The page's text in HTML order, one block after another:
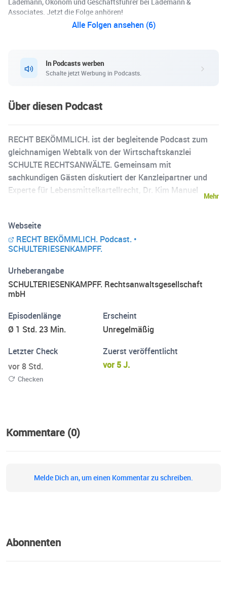
Associates. Jetzt die Folge anhören!
Alle Folgen ansehen (6)
In Podcasts werben
Schalte jetzt Werbung in Podcasts.
Über diesen Podcast
RECHT BEKÖMMLICH. ist der begleitende Podcast zum
gleichnamigen Webtalk von der Wirtschaftskanzlei
SCHULTE RECHTSANWÄLTE. Gemeinsam mit
sachkundigen Gästen diskutiert der Kanzleipartner und
Experte für Lebensmittelkartellrecht, Dr. Kim Manuel
Lebensmittelsektor. Interessierte können live am Webtalk
teilnehmen oder nachträglich diesen Podcast hören.
Mehr
Webseite
RECHT BEKÖMMLICH. Podcast. •
SCHULTERIESENKAMPFF.
Urheberangabe
SCHULTERIESENKAMPFF. Rechtsanwaltsgesellschaft
mbH
Episodenlänge
Ø 1 Std. 23 Min.
Erscheint
Unregelmäßig
Letzter Check
vor 8 Std.
Checken
Zuerst veröffentlicht
vor 5 J.
Kommentare (0)
Melde Dich an, um einen Kommentar zu schreiben.
Abonnenten